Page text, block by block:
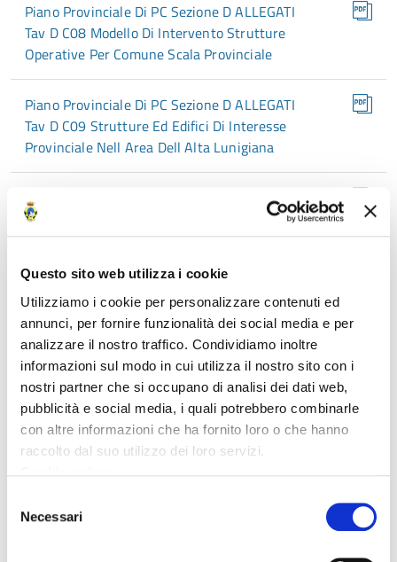
Questo sito web utilizza i cookie
Utilizziamo i cookie per personalizzare contenuti ed
annunci, per fornire funzionalità dei social media e per
analizzare il nostro traffico. Condividiamo inoltre
informazioni sul modo in cui utilizza il nostro sito con i
nostri partner che si occupano di analisi dei dati web,
pubblicità e social media, i quali potrebbero combinarle
con altre informazioni che ha fornito loro o che hanno
raccolto dal suo utilizzo dei loro servizi.
delNecessari
Piano Provinciale Di PC Sezione D ALLEGATI
Tav D C08 Modello Di Intervento Strutture
Operative Per Comune Scala Provinciale
Piano Provinciale Di PC Sezione D ALLEGATI
Tav D C09 Strutture Ed Edifici Di Interesse
Provinciale Nell Area Dell Alta Lunigiana
Piano Provinciale Di PC Sezione D ALLEGATI
Tav D C10 Modello Di Intervento Accessi Strutt
Operative Strutt Emerg Area Alta Lunigiana
Tav D C11 Strutture Ed Edifici Di Interesse
Provinciale Nell Area Della Bassa Lunigiana
Piano Provinciale Di PC Sezione D ALLEGATI
Tav D C12 Modello Di Intervento Accessi Strutt
Operative Strutt Emerg Area Bassa Lunigiana
Provinciale Nell Area Di Costa